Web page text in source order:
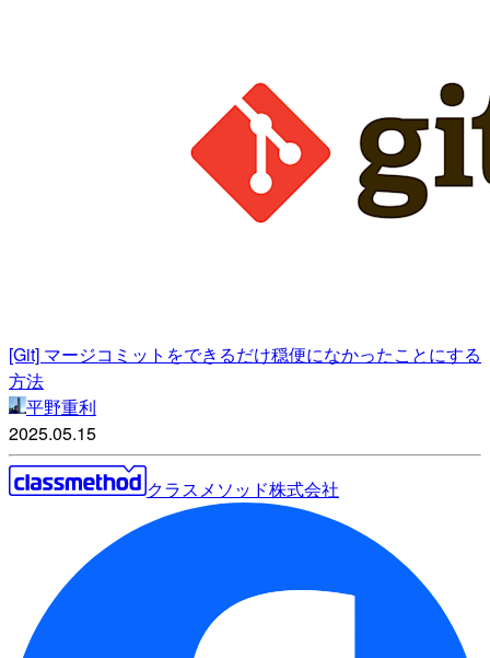
[Git] マージコミットをできるだけ穏便になかったことにする
方法
平野重利
2025.05.15
クラスメソッド株式会社